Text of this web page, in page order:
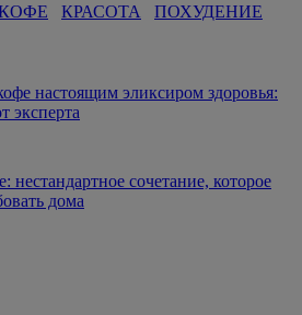
КРАСОТА ПОХУДЕНИЕ
настоящим эликсиром здоровья:
эксперта
сочетание, которое
дома